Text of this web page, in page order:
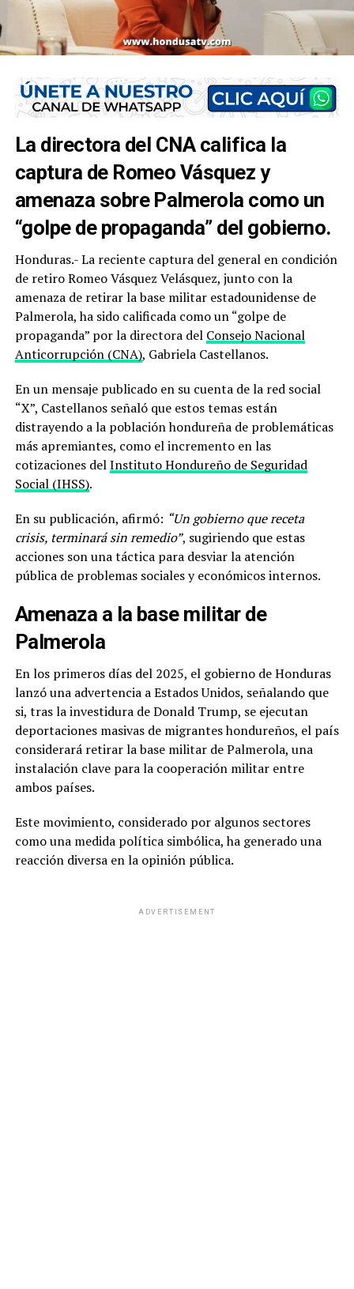
La directora del CNA califica la
captura de Romeo Vásquez y
amenaza sobre Palmerola como un
“golpe de propaganda” del gobierno.
Honduras.- La reciente captura del general en condición
de retiro Romeo Vásquez Velásquez, junto con la
amenaza de retirar la base militar estadounidense de
Palmerola, ha sido calificada como un “golpe de
propaganda” por la directora del Consejo Nacional
Anticorrupción (CNA), Gabriela Castellanos.
En un mensaje publicado en su cuenta de la red social
“X”, Castellanos señaló que estos temas están
distrayendo a la población hondureña de problemáticas
más apremiantes, como el incremento en las
cotizaciones delInstituto Hondureño de Seguridad
Social (IHSS).
En su publicación, afirmó: “Un gobierno que receta
crisis, terminará sin remedio”, sugiriendo que estas
acciones son una táctica para desviar la atención
pública de problemas sociales y económicos internos.
Amenaza a la base militar de
Palmerola
En los primeros días del 2025, el gobierno de Honduras
lanzó una advertencia a Estados Unidos, señalando que
si, tras la investidura de Donald Trump, se ejecutan
deportaciones masivas de migrantes hondureños, el país
considerará retirar la base militar de Palmerola, una
instalación clave para la cooperación militar entre
ambos países.
Este movimiento, considerado por algunos sectores
como una medida política simbólica, ha generado una
reacción diversa en la opinión pública.
ADVERTISEMENT